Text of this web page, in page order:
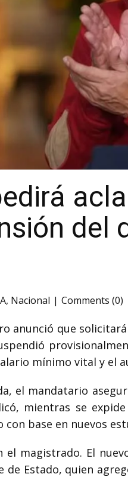
del
, Nacional Comments (0)
anunció que
mínimo vital y el
el mandatario
mientras se
con base en nuevos
el magistrado. El
de Estado, quien